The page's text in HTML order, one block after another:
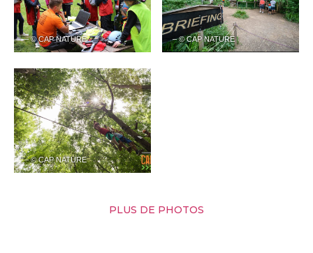
– © CAP NATURE – © CAP NATURE
– © CAP NATURE
PLUS DE PHOTOS